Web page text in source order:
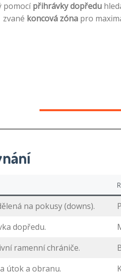
pomocípřihrávky dopředu
zvané koncová zóna pro
na pokusy (downs).
dopředu.
ramenní chrániče.
útok a obranu.